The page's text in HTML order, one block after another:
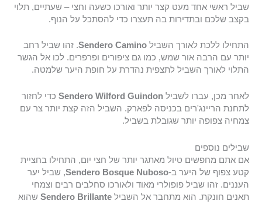
שביל ראשי אחד מעט קצר יותר ואורכו כשעה וחצי – שעתיים, תלוי
בקצב שלכם ובתדירות בה תעצרו כדי להסתכל על הנוף.
התחילו ללכת לאורך השבילSendero Camino. זהו שביל רחב
יותר עם הרבה אור שמש, כמו גם ציפורים ופרפרים. לכו אל הגשר
התלוי לאורך השביל לתצפית נהדרת על חופת היער שלמטה.
לאחר מכן, עברו לשבילSendero Wilford Guindon כדי לחזור
לתחנת הריינג'רים בכניסה לפארק. השביל הזה קצת יותר צר עם
צמחיה צפופה יותר שגובלת בשביל.
שבילים נוספים
אם אתם מחפשים טיול מאתגר יותר של חצי יום, התחילו בחציית
קטע צפוף של היער ב-Sendero Bosque Nuboso, שביל יער
העננים. זהו שביל פופולרי מאוד ולאורכו סחלבים רבים וצמחי
תאנים חונקת. הוא מתחבר אל השבילSendero Brillante שהוא